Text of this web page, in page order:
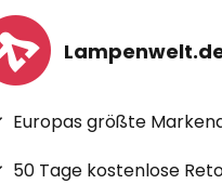
Europas größte
50 Tage kostenlose